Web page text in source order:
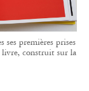
ses premières prises
construit sur la